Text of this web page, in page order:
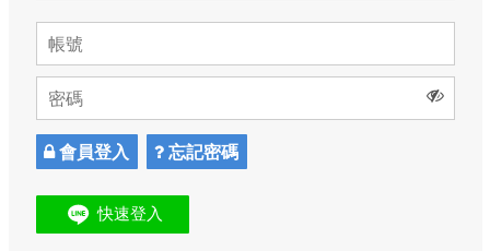
會員登入 忘記密碼